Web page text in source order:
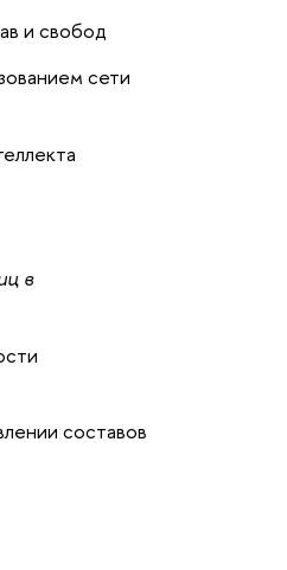
и свобод
сети
в
составов